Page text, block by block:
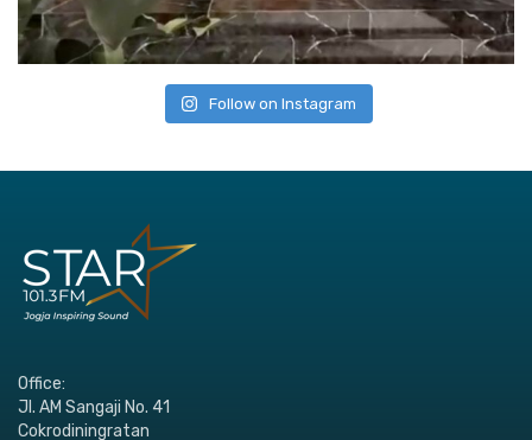
Follow on Instagram
Office:
Jl. AM Sangaji No. 41
Cokrodiningratan